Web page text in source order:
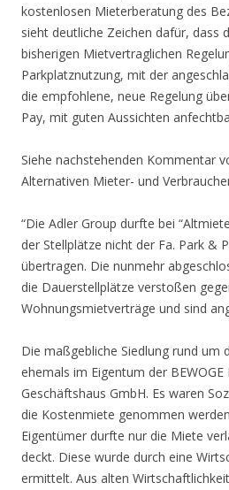
kostenlosen Mieterberatung des
sieht deutliche Zeichen dafür, dass
bisherigen Mietvertraglichen
Parkplatznutzung, mit der
die empfohlene, neue Regelung
Pay, mit guten Aussichten
Siehe nachstehenden Kommentar
Alternativen Mieter- und
“Die Adler Group durfte bei
der Stellplätze nicht der Fa. Park &
übertragen. Die nunmehr
die Dauerstellplätze verstoßen
Wohnungsmietverträge und sind
Die maßgebliche Siedlung rund um
ehemals im Eigentum der
Geschäftshaus GmbH. Es waren
die Kostenmiete genommen
Eigentümer durfte nur die Miete
deckt. Diese wurde durch eine
ermittelt. Aus alten